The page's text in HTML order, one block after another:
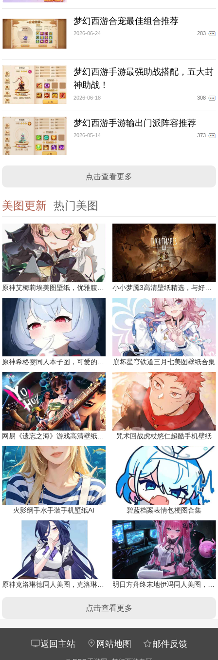
梦幻西游合宠最佳组合推荐
2026-06-24 283
梦幻西游手游最强助战搭配，五大封
神助战！
2026-06-18 308
梦幻西游手游输出门派阵容推荐
2026-05-14 373
点击查看更多
美图更新 热门美图
原神艾梅莉埃美图壁纸，优雅腹黑眼镜娘 小小梦魇3高清壁纸精选，与好友一同面对恐惧
原神希格雯同人本子图，可爱的双马尾 崩坏星穹铁道三月七美图壁纸合集
网易《遗忘之海》游戏高清壁纸精选 咒术回战虎杖悠仁超酷手机壁纸
火影纲手水手装手机壁纸AI 碧蓝档案表情包梗图合集
原神克洛琳德同人美图，克洛琳德战败会怎样 明日方舟终末地伊冯同人美图，粉毛恶魔伊冯
点击查看更多
返回主站 网站地图 邮件反馈